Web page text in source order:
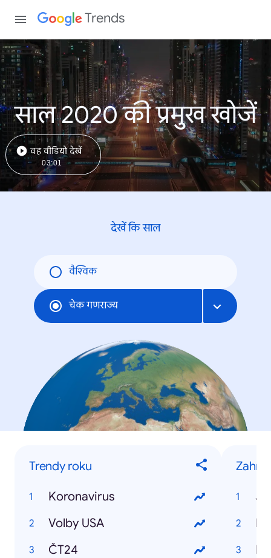
Trends
साल 2020 की प्रमुख खोजें
वह वीडियो देखें
03:01
देखें कि साल
वैश्विक
चेक गणराज्य
Trendy roku
Koronavirus
Volby USA
ČT24